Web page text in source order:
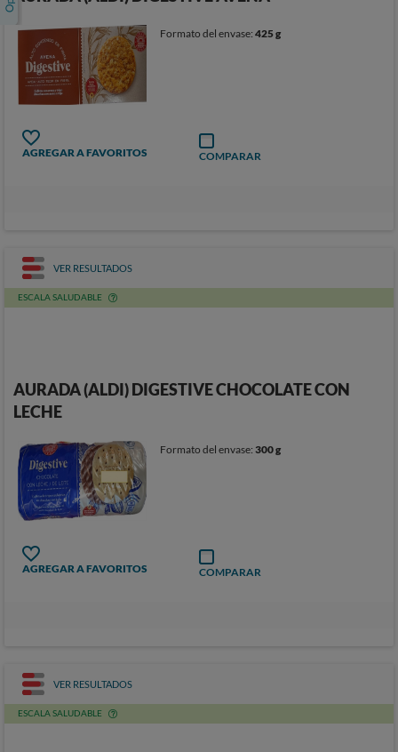
Formato del envase:425 g
AGREGAR A FAVORITOS COMPARAR
VER RESULTADOS
ESCALA SALUDABLE
AURADA (ALDI) DIGESTIVE CHOCOLATE CON
LECHE
Formato del envase:300 g
AGREGAR A FAVORITOS COMPARAR
VER RESULTADOS
ESCALA SALUDABLE